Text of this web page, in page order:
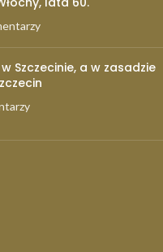
Szczecinie, a w zasadzie